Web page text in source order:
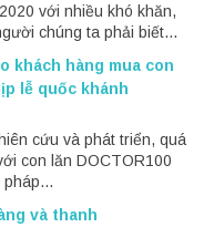
với nhiều khó khăn,
chúng ta phải biết...
khách hàng mua con
lễ quốc khánh
cứu và phát triển, quá
con lăn DOCTOR100
và thanh